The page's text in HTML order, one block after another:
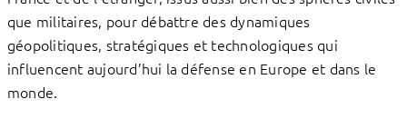
que militaires, pour débattre des dynamiques
géopolitiques, stratégiques et technologiques qui
influencent aujourd’hui la défense en Europe et dans le
monde.